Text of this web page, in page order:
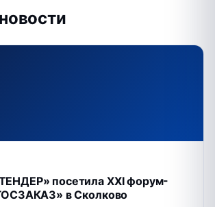
посетила XXI форум-
в Сколково